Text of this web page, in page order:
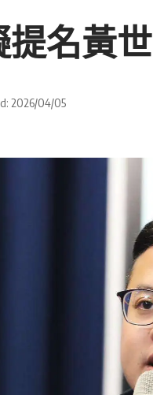
提名黃
2026/04/05